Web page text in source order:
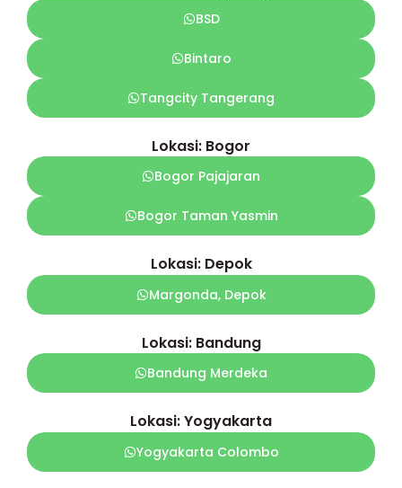
BSD
Bintaro
Tangcity Tangerang
Lokasi: Bogor
Bogor Pajajaran
Bogor Taman Yasmin
Lokasi: Depok
Margonda, Depok
Lokasi: Bandung
Bandung Merdeka
Lokasi: Yogyakarta
Yogyakarta Colombo